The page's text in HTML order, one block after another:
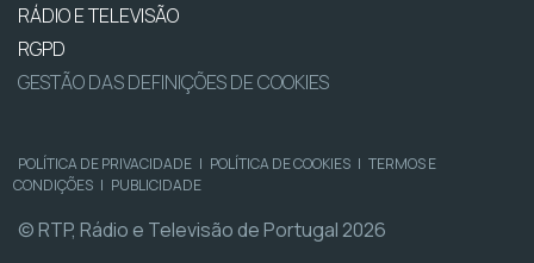
RÁDIO E TELEVISÃO
RGPD
GESTÃO DAS DEFINIÇÕES DE COOKIES
POLÍTICA DE PRIVACIDADE | POLÍTICA DE COOKIES | TERMOS E
CONDIÇÕES | PUBLICIDADE
© RTP, Rádio e Televisão de Portugal 2026